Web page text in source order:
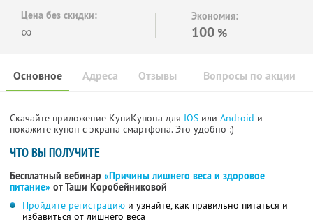
Цена без скидки:
∞
Экономия:
100 %
Основное Отзывы Вопросы по акции
Адреса
Скачайте приложение КупиКупона для IOS или Android и
покажите купон с экрана смартфона. Это удобно :)
ЧТО ВЫ ПОЛУЧИТЕ
Бесплатный вебинар «Причины лишнего веса и здоровое
питание» от Таши Коробейниковой
Пройдите регистрацию и узнайте, как правильно питаться и
избавиться от лишнего веса